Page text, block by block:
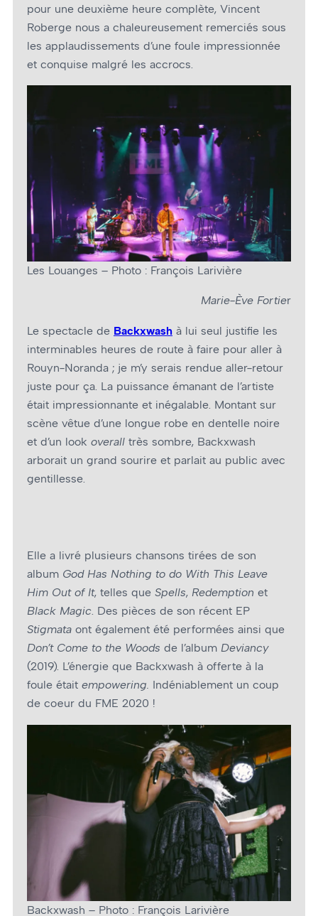
pour une deuxième heure complète, Vincent
Roberge nous a chaleureusement remerciés sous
les applaudissements d’une foule impressionnée
et conquise malgré les accrocs.
Les Louanges – Photo : François Larivière
Marie-Ève Fortier
Le spectacle de Backxwash à lui seul justifie les
interminables heures de route à faire pour aller à
Rouyn-Noranda ; je m’y serais rendue aller-retour
juste pour ça. La puissance émanant de l’artiste
était impressionnante et inégalable. Montant sur
scène vêtue d’une longue robe en dentelle noire
et d’un look overall très sombre, Backxwash
arborait un grand sourire et parlait au public avec
gentillesse.
Elle a livré plusieurs chansons tirées de son
album God Has Nothing to do With This Leave
Him Out of It, telles que Spells, Redemption et
Black Magic. Des pièces de son récent EP
Stigmata ont également été performées ainsi que
Don’t Come to the Woods de l’album Deviancy
(2019). L’énergie que Backxwash à offerte à la
foule était empowering. Indéniablement un coup
de cœur du FME 2020 !
Backxwash – Photo : François Larivière